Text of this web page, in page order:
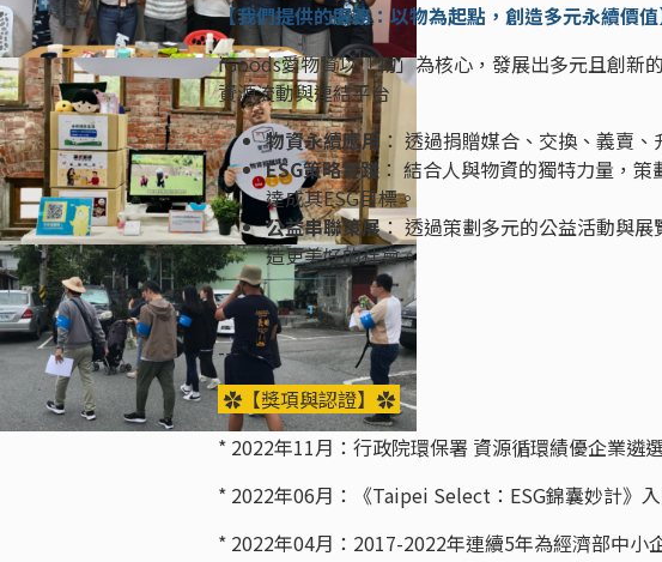
【我們提供的服務：以物為起點，創造多元永續價值
iGoods愛物資以「物」為核心，發展出多元且創新
資源流動與連結平台
物資永續應用： 透過捐贈媒合、交換、義賣
ESG策略實踐： 結合人與物資的獨特力量，
達成其ESG目標。
公益串聯策展： 透過策劃多元的公益活動與
造更美好的社會。
---
✿【獎項與認證】✿
* 2022年11月：行政院環保署 資源循環績優企業遴
* 2022年06月：《Taipei Select：ESG錦囊妙計》
* 2022年04月：2017-2022年連續5年為經濟部中